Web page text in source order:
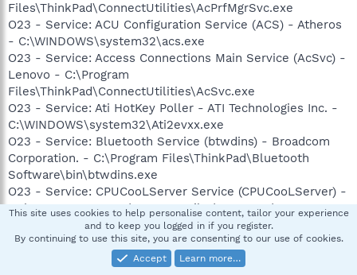
Files\ThinkPad\ConnectUtilities\AcPrfMgrSvc.exe
O23 - Service: ACU Configuration Service (ACS) - Atheros
- C:\WINDOWS\system32\acs.exe
O23 - Service: Access Connections Main Service (AcSvc) -
Lenovo - C:\Program
Files\ThinkPad\ConnectUtilities\AcSvc.exe
O23 - Service: Ati HotKey Poller - ATI Technologies Inc. -
C:\WINDOWS\system32\Ati2evxx.exe
O23 - Service: Bluetooth Service (btwdins) - Broadcom
Corporation. - C:\Program Files\ThinkPad\Bluetooth
Software\bin\btwdins.exe
O23 - Service: CPUCooLServer Service (CPUCooLServer) -
Unknown owner - C:\Program Files\CPUCooL\CooLSrv.exe
O23 - Service: DB2 JDBC Applet Server (DB2JDS) -
International Business Machines Corporation - C:\Program
Files\IBM\SQLLIB\BIN\db2jds.exe
This site uses cookies to help personalise content, tailor your experience
and to keep you logged in if you register.
By continuing to use this site, you are consenting to our use of cookies.
Accept
Learn more…